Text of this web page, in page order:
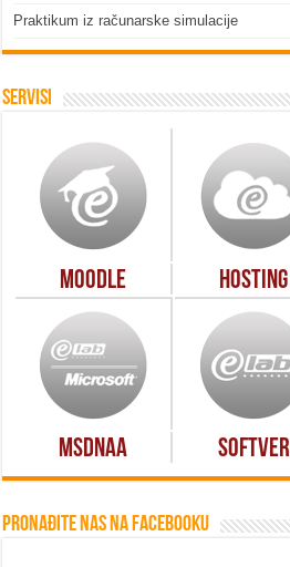
Praktikum iz računarske simulacije
Servisi
Moodle Hosting
MSDNAA Softver
Pronađite nas na Facebooku